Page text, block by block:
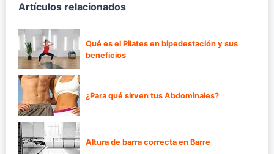
Artículos relacionados
Qué es el Pilates en bipedestación y sus
beneficios
¿Para qué sirven tus Abdominales?
Altura de barra correcta en Barre